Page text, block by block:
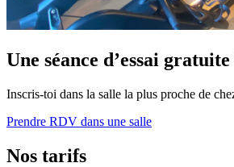
Une séance d’essai gratuite
Inscris-toi dans la salle la plus proche de
Prendre RDV dans une salle
Nos tarifs